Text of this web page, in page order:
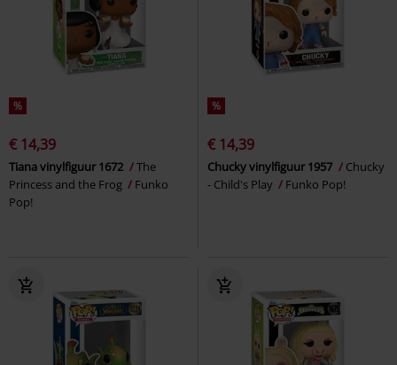
%
€ 14,39
Tiana vinylfiguur 1672
The
Princess and the Frog
Funko
Pop!
%
€ 14,39
Chucky vinylfiguur 1957
Chucky
- Child's Play
Funko Pop!